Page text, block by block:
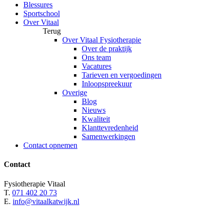
Blessures
Sportschool
Over Vitaal
Terug
Over Vitaal Fysiotherapie
Over de praktijk
Ons team
Vacatures
Tarieven en vergoedingen
Inloopspreekuur
Overige
Blog
Nieuws
Kwaliteit
Klanttevredenheid
Samenwerkingen
Contact opnemen
Contact
Fysiotherapie Vitaal
T. 071 402 20 73
E. info@vitaalkatwijk.nl